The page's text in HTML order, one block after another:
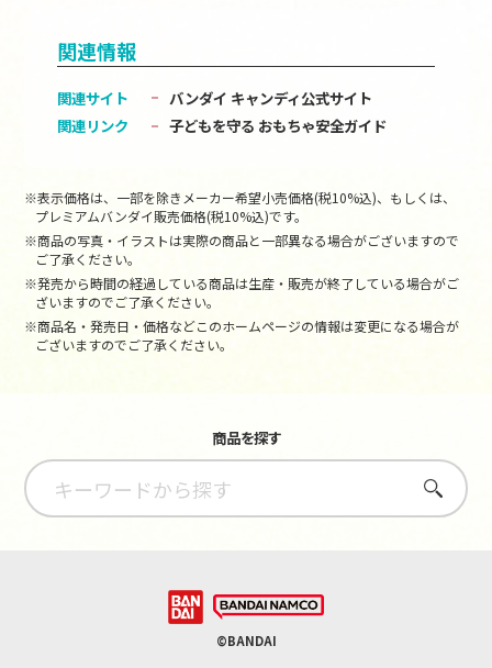
関連情報
関連サイト
バンダイ キャンディ公式サイト
関連リンク
子どもを守る おもちゃ安全ガイド
※表示価格は、一部を除きメーカー希望小売価格(税10%込)、もしくは、
プレミアムバンダイ販売価格(税10%込)です。
※商品の写真・イラストは実際の商品と一部異なる場合がございますので
ご了承ください。
※発売から時間の経過している商品は生産・販売が終了している場合がご
ざいますのでご了承ください。
※商品名・発売日・価格などこのホームページの情報は変更になる場合が
ございますのでご了承ください。
商品を探す
さがす
©BANDAI